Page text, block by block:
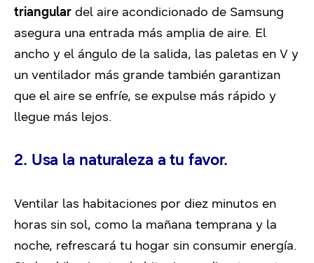
triangular del aire acondicionado de Samsung
asegura una entrada más amplia de aire. El
ancho y el ángulo de la salida, las paletas en V y
un ventilador más grande también garantizan
que el aire se enfríe, se expulse más rápido y
llegue más lejos.
2. Usa la naturaleza a tu favor.
Ventilar las habitaciones por diez minutos en
horas sin sol, como la mañana temprana y la
noche, refrescará tu hogar sin consumir energía.